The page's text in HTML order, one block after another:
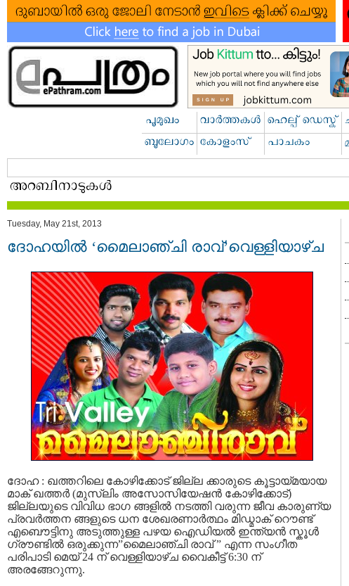
Tuesday, May 21st, 2013
ദോഹയില്‍ ‘മൈലാഞ്ചി രാവ്’വെള്ളിയാഴ്ച
ദോഹ : ഖത്തറിലെ കോഴിക്കോട് ജില്ല ക്കാരുടെ കൂട്ടായ്മയായ
മാക് ഖത്തർ (മുസ്ലിം അസോസിയേഷൻ കോഴിക്കോട്)
ജില്ലയുടെ വിവിധ ഭാഗ ങ്ങളിൽ നടത്തി വരുന്ന ജീവ കാരുണ്യ
പ്രവർത്തന ങ്ങളുടെ ധന ശേഖരണാർത്ഥം മിഡ്മാക് റൌണ്ട്
എബൌട്ടിനു അടുത്തുള്ള പഴയ ഐഡിയൽ ഇന്ത്യൻ സ്കൂൾ
ഗ്രൗണ്ടിൽ ഒരുക്കുന്ന”മൈലാഞ്ചി രാവ് ” എന്ന സംഗീത
പരിപാടി മെയ് 24 ന് വെള്ളിയാഴ്ച വൈകീട്ട് 6:30 ന്
അരങ്ങേറുന്നു.